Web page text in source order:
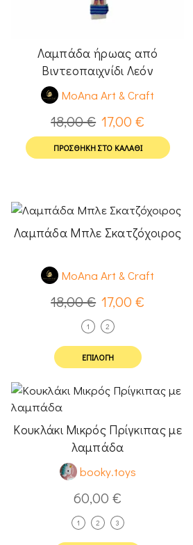
Λαμπάδα ήρωας από
Βιντεοπαιχνίδι Λεόν
MoAna Art & Craft
18,00€ 17,00€
ΠΡΟΣΘΉΚΗ ΣΤΟ ΚΑΛΆΘΙ
Λαμπάδα Μπλε Σκατζόχοιρος
MoAna Art & Craft
18,00€ 17,00€
1 2
ΕΠΙΛΟΓΉ
Κουκλάκι Μικρός Πρίγκιπας με
λαμπάδα
booky.toys
60,00€
1 2 3